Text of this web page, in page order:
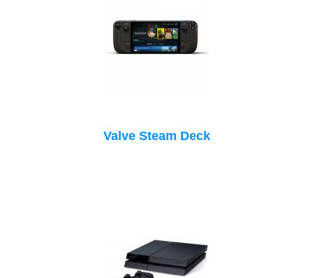
Valve Steam Deck